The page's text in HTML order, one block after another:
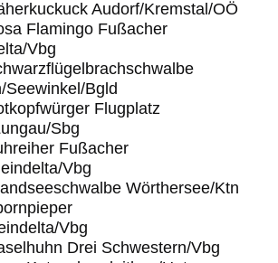
Audorf/Kremstal/OÖ
Flamingo Fußacher
Vbg
Seewinkel/Bgld
Flugplatz
Sbg
Fußacher
Vbg
Wörthersee/Ktn
Vbg
Drei Schwestern/Vbg